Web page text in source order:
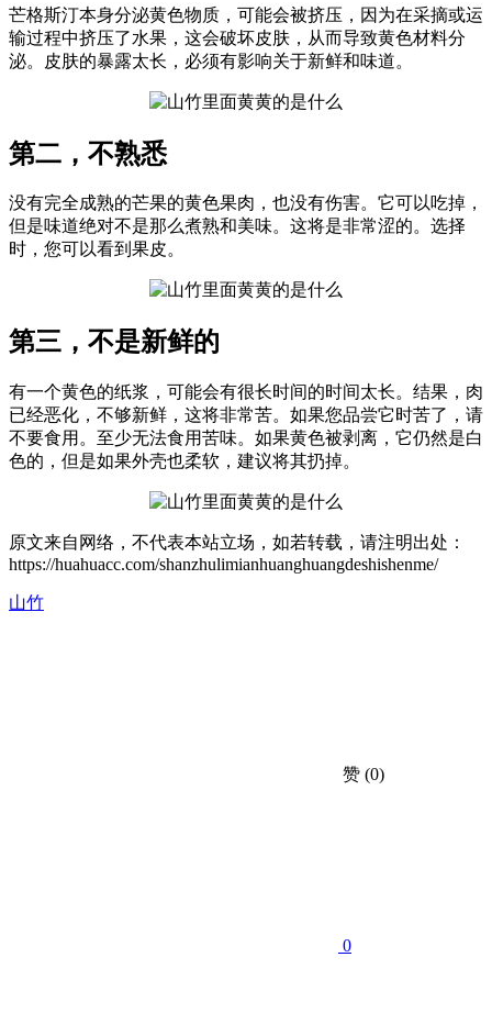
芒格斯汀本身分泌黄色物质，可能会被挤压，因为在采摘或运
输过程中挤压了水果，这会破坏皮肤，从而导致黄色材料分
泌。皮肤的暴露太长，必须有影响关于新鲜和味道。
第二，不熟悉
没有完全成熟的芒果的黄色果肉，也没有伤害。它可以吃掉，
但是味道绝对不是那么煮熟和美味。这将是非常涩的。选择
时，您可以看到果皮。
第三，不是新鲜的
有一个黄色的纸浆，可能会有很长时间的时间太长。结果，肉
已经恶化，不够新鲜，这将非常苦。如果您品尝它时苦了，请
不要食用。至少无法食用苦味。如果黄色被剥离，它仍然是白
色的，但是如果外壳也柔软，建议将其扔掉。
原文来自网络，不代表本站立场，如若转载，请注明出处：
https://huahuacc.com/shanzhulimianhuanghuangdeshishenme/
山竹
赞 (0)
0